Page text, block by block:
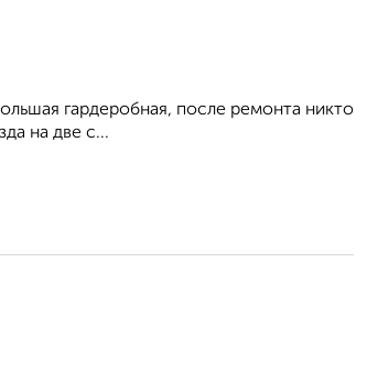
гapдеpобная, пocлe peмoнтa никтo
на двe c...